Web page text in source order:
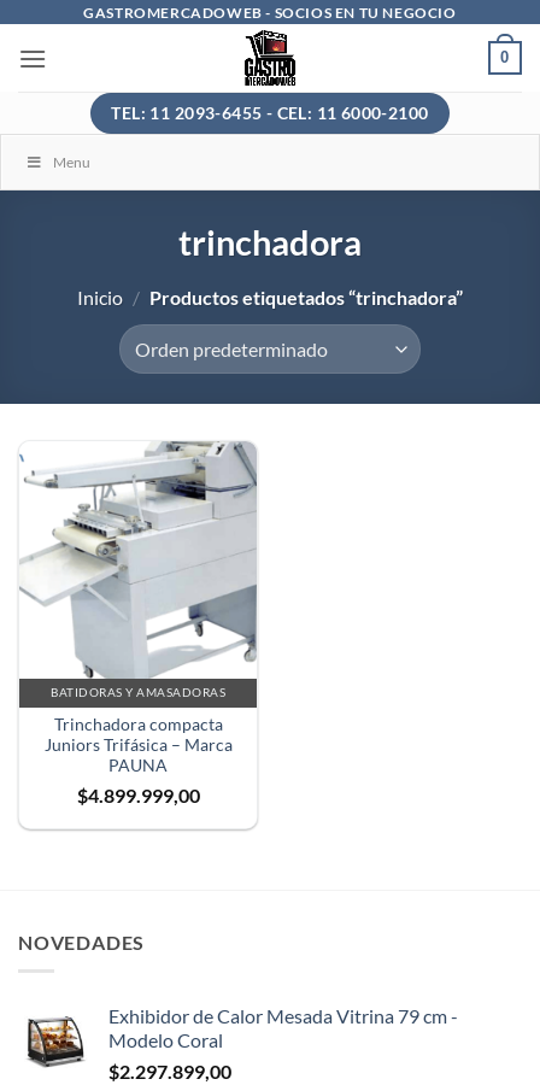
contenido
GASTROMERCADOWEB - SOCIOS EN TU NEGOCIO
0
TEL: 11 2093-6455 - CEL: 11 6000-2100
Menu
trinchadora
Inicio / Productos etiquetados “trinchadora”
BATIDORAS Y AMASADORAS
Trinchadora compacta
Juniors Trifásica – Marca
PAUNA
$4.899.999,00
NOVEDADES
Exhibidor de Calor Mesada Vitrina 79 cm -
Modelo Coral
$2.297.899,00